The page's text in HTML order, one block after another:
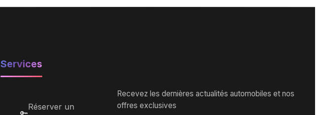
Services
🔑
Réserver un
Recevez les dernières actualités automobiles et nos
offres exclusives